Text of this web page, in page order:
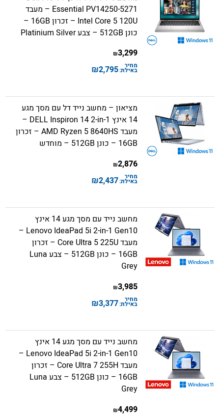
Essential PV14250-5271 – מעבד
Intel Core 5 120U – זכרון 16GB –
כונן 512GB – צבע Platinium Silver
3,299
₪
מחיר
באילת:2,795
₪
מציאון – מחשב נייד דל עם מסך מגע
14 אינץ DELL Inspiron 14 2-in-1 –
מעבד AMD Ryzen 5 8640HS – זכרון
16GB – כונן 512GB – מוחדש
2,876
₪
מחיר
באילת:2,437
₪
מחשב נייד עם מסך מגע 14 אינץ
Lenovo IdeaPad 5i 2-in-1 Gen10 –
מעבד Core Ultra 5 225U – זכרון
16GB – כונן 512GB – צבע Luna
Grey
3,985
₪
מחיר
באילת:3,377
₪
מחשב נייד עם מסך מגע 14 אינץ
Lenovo IdeaPad 5i 2-in-1 Gen10 –
מעבד Core Ultra 7 255H – זכרון
16GB – כונן 512GB – צבע Luna
Grey
4,499
₪